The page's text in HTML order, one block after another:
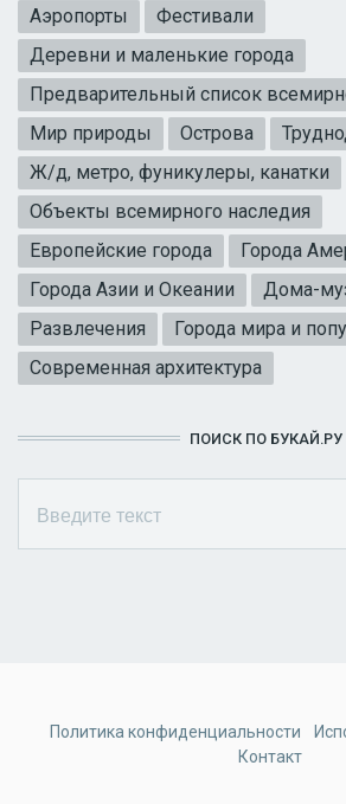
Аэропорты
Фестивали
Деревни и маленькие города
Предварительный список
Мир природы
Острова
Ж/д, метро, фуникулеры, канатки
Объекты всемирного наследия
Европейские города
Города
Города Азии и Океании
Дома-
Развлечения
Города мира и
Современная архитектура
ПОИСК ПО БУКАЙ.РУ
Политика конфиденциальности
Контакт